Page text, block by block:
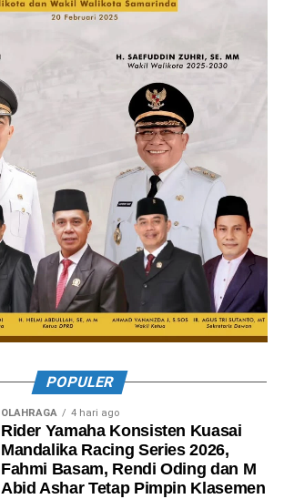
POPULER
OLAHRAGA 4 hari ago
Rider Yamaha Konsisten Kuasai
Mandalika Racing Series 2026,
Fahmi Basam, Rendi Oding dan M
Abid Ashar Tetap Pimpin Klasemen